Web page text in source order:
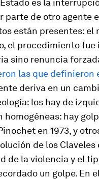
es la
parte de otro agente
están presentes:
el procedimiento
sino renuncia
las que definieron
deriva en un
los hay de
homogéneas: hay
en 1973, y
de los
de la violencia y el
un golpe. En